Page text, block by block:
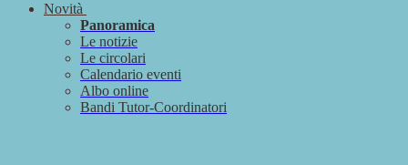
Novità
Panoramica
Le notizie
Le circolari
Calendario eventi
Albo online
Bandi Tutor-Coordinatori